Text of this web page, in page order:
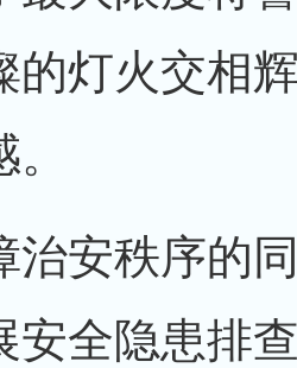
的灯火交相
安秩序的同
安全隐患排